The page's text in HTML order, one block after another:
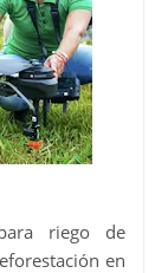
riego de
en